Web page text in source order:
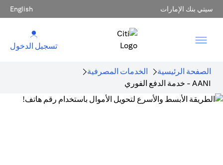
سيتي بنك الإمارات English
تسجيل الدخول
الصفحة الرئيسية
الخدمات المصرفية
AANI - خدمة الدفع الفوري